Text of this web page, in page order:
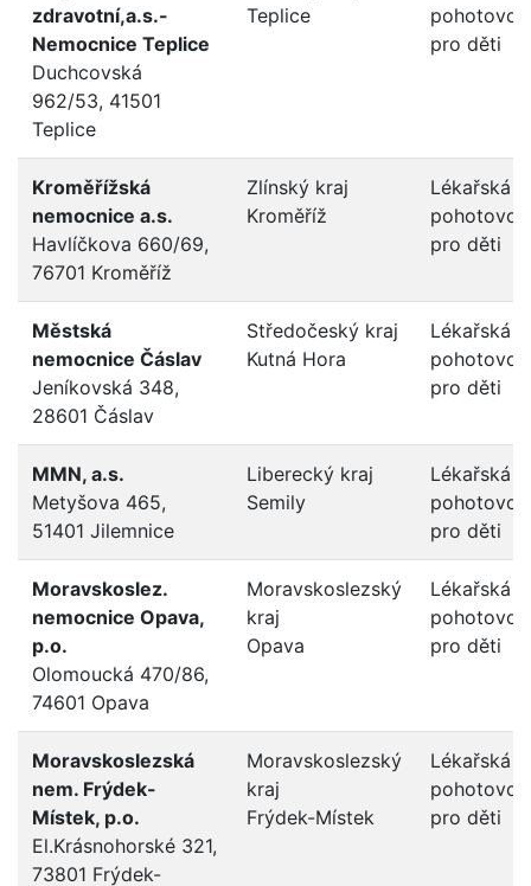
zdravotní,a.s.-
Nemocnice Teplice
Duchcovská
962/53, 41501
Teplice
Teplice
pro děti
Kroměřížská
nemocnice a.s.
Havlíčkova 660/69,
76701 Kroměříž
Zlínský kraj
Kroměříž
Lékařská
pro děti
Městská
nemocnice Čáslav
Jeníkovská 348,
28601 Čáslav
Středočeský kraj
Kutná Hora
Lékařská
pro děti
MMN, a.s.
Metyšova 465,
51401 Jilemnice
Liberecký kraj
Semily
Lékařská
pro děti
Moravskoslez.
nemocnice Opava,
p.o.
Olomoucká 470/86,
74601 Opava
Moravskoslezský
kraj
Opava
Lékařská
pro děti
Moravskoslezská
nem. Frýdek-
Místek, p.o.
El.Krásnohorské 321,
73801 Frýdek-
Moravskoslezský
kraj
Frýdek-Místek
Lékařská
pro děti